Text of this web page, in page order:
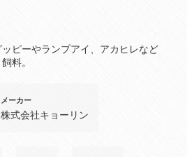
ピーやランプアイ、アカヒレなど
料。
メーカー
株式会社キョーリン